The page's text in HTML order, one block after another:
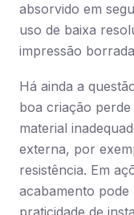
absorvido em
uso de baixa
impressão
Há ainda a
boa criação
material
externa, por
resistência. Em
acabamento
praticidade de